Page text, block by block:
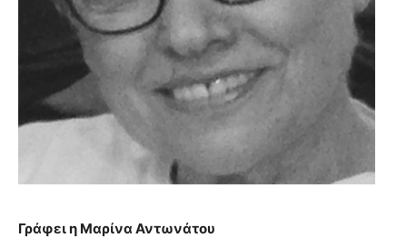
Γράφει η Μαρίνα Αντωνάτου